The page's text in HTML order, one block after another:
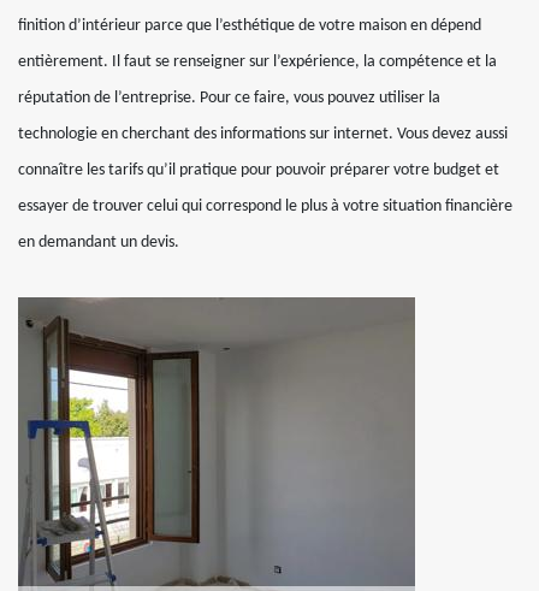
finition d’intérieur parce que l’esthétique de votre maison en dépend
entièrement. Il faut se renseigner sur l’expérience, la compétence et la
réputation de l’entreprise. Pour ce faire, vous pouvez utiliser la
technologie en cherchant des informations sur internet. Vous devez aussi
connaître les tarifs qu’il pratique pour pouvoir préparer votre budget et
essayer de trouver celui qui correspond le plus à votre situation financière
en demandant un devis.